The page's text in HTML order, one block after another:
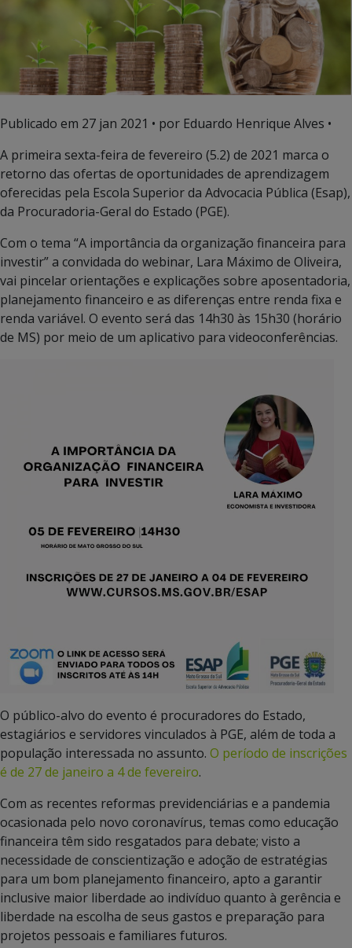
Publicado em 27 jan 2021 • por Eduardo Henrique Alves •
A primeira sexta-feira de fevereiro (5.2) de 2021 marca o
retorno das ofertas de oportunidades de aprendizagem
oferecidas pela Escola Superior da Advocacia Pública (Esap),
da Procuradoria-Geral do Estado (PGE).
Com o tema “A importância da organização financeira para
investir” a convidada do webinar, Lara Máximo de Oliveira,
vai pincelar orientações e explicações sobre aposentadoria,
planejamento financeiro e as diferenças entre renda fixa e
renda variável. O evento será das 14h30 às 15h30 (horário
de MS) por meio de um aplicativo para videoconferências.
O público-alvo do evento é procuradores do Estado,
estagiários e servidores vinculados à PGE, além de toda a
população interessada no assunto. O período de inscrições
é de 27 de janeiro a 4 de fevereiro.
Com as recentes reformas previdenciárias e a pandemia
ocasionada pelo novo coronavírus, temas como educação
financeira têm sido resgatados para debate; visto a
necessidade de conscientização e adoção de estratégias
para um bom planejamento financeiro, apto a garantir
inclusive maior liberdade ao indivíduo quanto à gerência e
liberdade na escolha de seus gastos e preparação para
projetos pessoais e familiares futuros.